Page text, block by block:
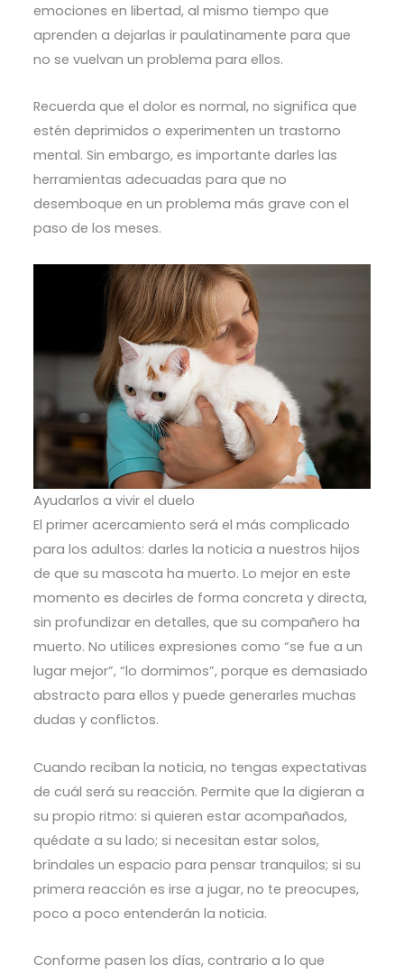
emociones en libertad, al mismo tiempo que
aprenden a dejarlas ir paulatinamente para que
no se vuelvan un problema para ellos.
Recuerda que el dolor es normal, no significa que
estén deprimidos o experimenten un trastorno
mental. Sin embargo, es importante darles las
herramientas adecuadas para que no
desemboque en un problema más grave con el
paso de los meses.
Ayudarlos a vivir el duelo
El primer acercamiento será el más complicado
para los adultos: darles la noticia a nuestros hijos
de que su mascota ha muerto. Lo mejor en este
momento es decirles de forma concreta y directa,
sin profundizar en detalles, que su compañero ha
muerto. No utilices expresiones como “se fue a un
lugar mejor”, “lo dormimos”, porque es demasiado
abstracto para ellos y puede generarles muchas
dudas y conflictos.
Cuando reciban la noticia, no tengas expectativas
de cuál será su reacción. Permite que la digieran a
su propio ritmo: si quieren estar acompañados,
quédate a su lado; si necesitan estar solos,
bríndales un espacio para pensar tranquilos; si su
primera reacción es irse a jugar, no te preocupes,
poco a poco entenderán la noticia.
Conforme pasen los días, contrario a lo que